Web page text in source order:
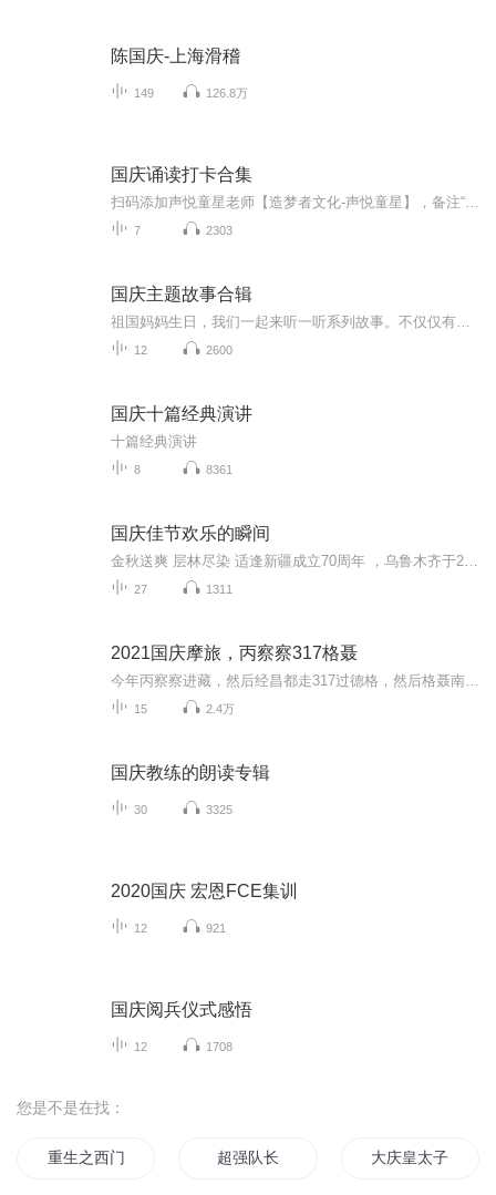
陈国庆-上海滑稽
149 126.8万
国庆诵读打卡合集
7 2303
国庆主题故事合辑
12 2600
国庆十篇经典演讲
十篇经典演讲
8 8361
国庆佳节欢乐的瞬间
27 1311
2021国庆摩旅，丙察察317格聂
15 2.4万
国庆教练的朗读专辑
30 3325
2020国庆 宏恩FCE集训
12 921
国庆阅兵仪式感悟
12 1708
您是不是在找：
重生之西门庆 超强队长 大庆皇太子